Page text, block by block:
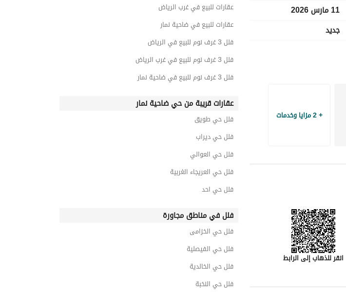
11 مارس 2026
جديد
+ 2 مزايا وخدمات
انقر للذهاب إلى الرابط
عقارات للبيع في غرب الرياض
عقارات للبيع في ضاحية نمار
فلل 3 غرف نوم للبيع في الرياض
فلل 3 غرف نوم للبيع في غرب الرياض
فلل 3 غرف نوم للبيع في ضاحية نمار
عقارات قريبة من حي ضاحية نمار
فلل حي طويق
فلل حي ديراب
فلل حي العوالي
فلل حي العريجاء الغربية
فلل حي احد
فلل في مناطق مجاورة
فلل حي الخزامى
فلل حي الفيصلية
فلل حي الخالدية
فلل حي النخبة